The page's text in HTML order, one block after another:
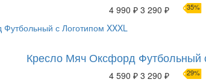
4 990 ₽ 3 290 ₽ 35%
Кресло Мяч Оксфорд Футбольный
4 590 ₽ 3 290 ₽ 29%